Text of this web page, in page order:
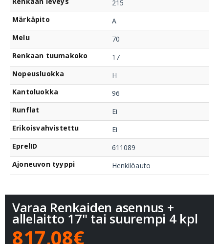
215
Märkäpito
A
Melu
70
Renkaan tuumakoko
17
Nopeusluokka
H
Kantoluokka
96
Runflat
Ei
Erikoisvahvistettu
Ei
EprelID
611089
Ajoneuvon tyyppi
Henkilöauto
Varaa Renkaiden asennus +
allelaitto 17" tai suurempi 4 kpl
817,08€